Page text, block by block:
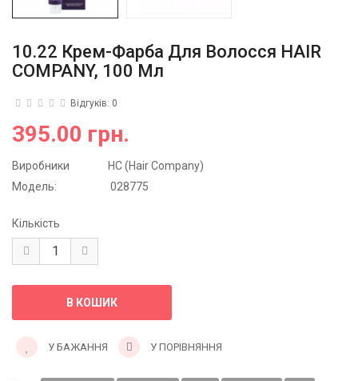
10.22 Крем-Фарба Для Волосся HAIR
COMPANY, 100 Мл
Відгуків: 0
395.00 грн.
Виробники
HC (Hair Company)
Модель:
028775
Кількість
У БАЖАННЯ У ПОРІВНЯННЯ